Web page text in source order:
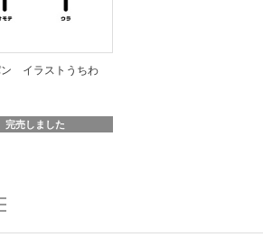
ン イラストうちわ
完売しました